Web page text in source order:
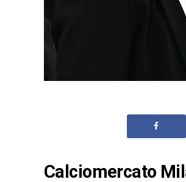
Calciomercato